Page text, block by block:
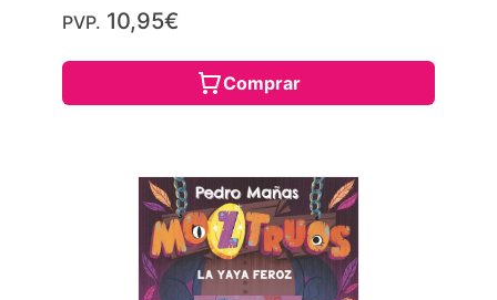
PVP. 10,95€
Comprar